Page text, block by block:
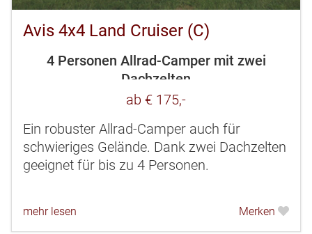
Avis 4x4 Land Cruiser (C)
4 Personen Allrad-Camper mit zwei
Dachzelten
ab € 175,-
Ein robuster Allrad-Camper auch für
schwieriges Gelände. Dank zwei Dachzelten
geeignet für bis zu 4 Personen.
mehr lesen Merken